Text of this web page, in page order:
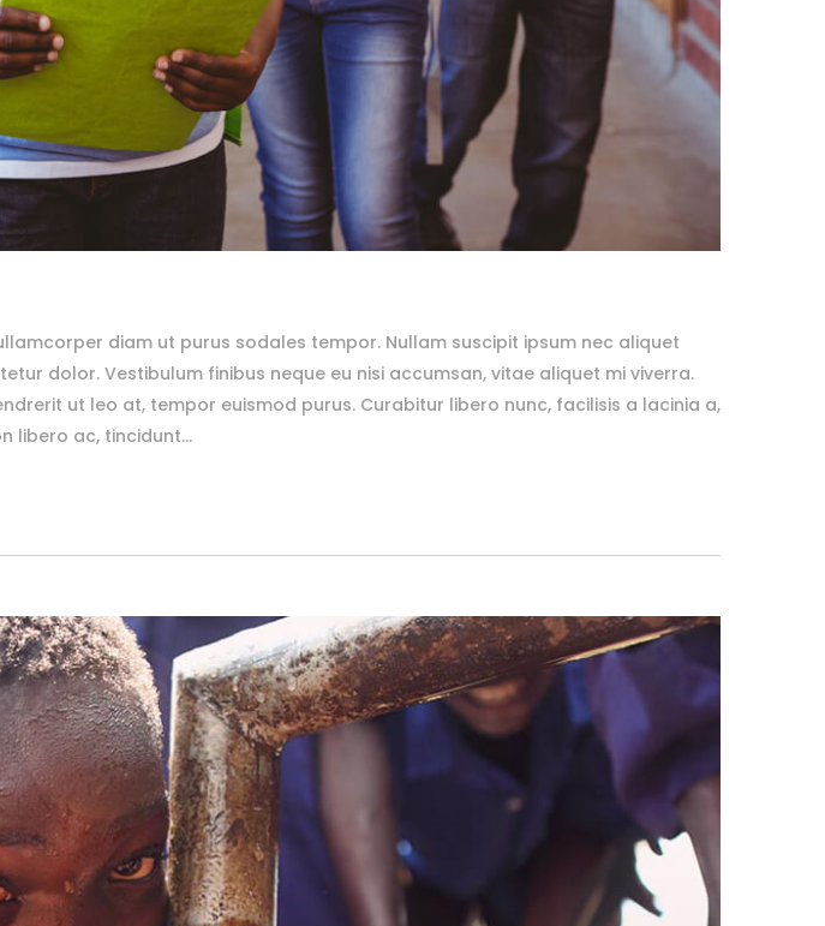
diam ut purus sodales tempor. Nullam suscipit ipsum nec aliquet
dolor. Vestibulum finibus neque eu nisi accumsan, vitae aliquet mi viverra.
ut leo at, tempor euismod purus. Curabitur libero nunc, facilisis a lacinia a,
libero ac, tincidunt...